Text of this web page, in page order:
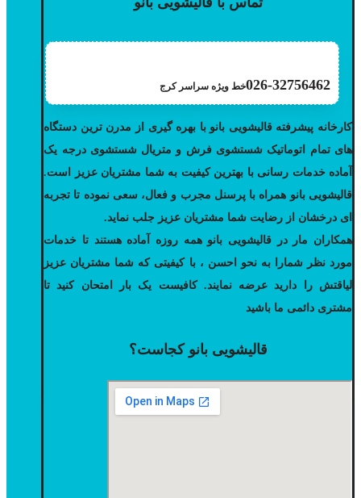
026-32756462خط ویژه سراسر کرج
کارخانه پیشرفته قالیشویی بانو با بهره گیری از مدرن ترین دستگاه
های تمام اتوماتیک شستشوی فرش و متریال شستشوی درجه یک
آماده خدمات رسانی با بهترین کیفیت به شما مشتریان عزیز است.
قالیشویی بانو همراه با پرسنل مجرب و فعال، سعی نموده تا تجربه
ای درخشان از رضایت شما مشتریان عزیز جلب نماید.
همکاران مار در قالیشویی بانو همه روزه آماده هستند تا خدمات
مورد نظر شمارا به نحو احسن ، با کیفیتی که شما مشتریان عزیز
لیاقتش را دارید عرضه نمایند. کافیست یک بار امتحان کنید تا
مشتری دائمی ما باشید
قالیشویی بانو کجاست؟